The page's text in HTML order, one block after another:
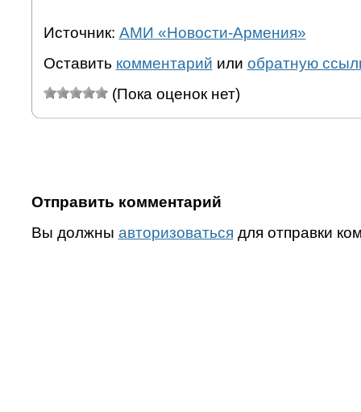
Источник: АМИ «Новости-Армения»
Оставить комментарий или обратную
(Пока оценок нет)
Отправить комментарий
Вы должны авторизоваться для отправки